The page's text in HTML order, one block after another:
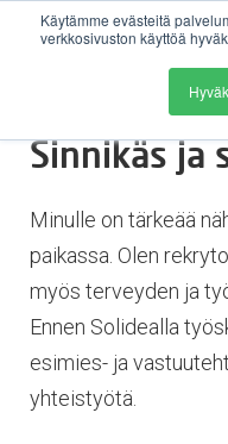
Käytämme evästeitä
verkkosivuston käyttöä
Sinnikäs ja
Minulle on tärkeää
paikassa. Olen
myös terveyden ja
Ennen Solidealla
esimies- ja
yhteistyötä.